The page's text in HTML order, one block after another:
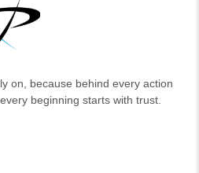
on, because behind every action
beginning starts with trust.